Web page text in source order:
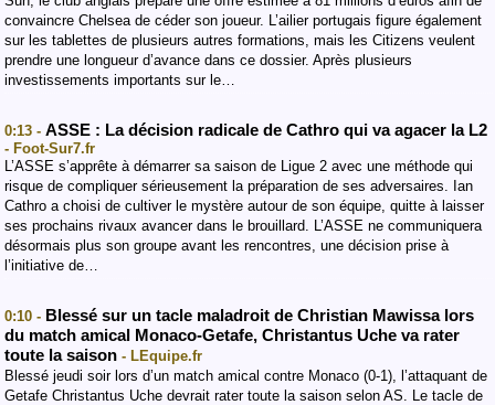
convaincre Chelsea de céder son joueur. L’ailier portugais figure également
sur les tablettes de plusieurs autres formations, mais les Citizens veulent
prendre une longueur d’avance dans ce dossier. Après plusieurs
investissements importants sur le…
0:13 - ASSE : La décision radicale de Cathro qui va agacer la L2
- Foot-Sur7.fr
L’ASSE s’apprête à démarrer sa saison de Ligue 2 avec une méthode qui
risque de compliquer sérieusement la préparation de ses adversaires. Ian
Cathro a choisi de cultiver le mystère autour de son équipe, quitte à laisser
ses prochains rivaux avancer dans le brouillard. ‎‎L’ASSE ne communiquera
désormais plus son groupe avant les rencontres, une décision prise à
l’initiative de…
0:10 - Blessé sur un tacle maladroit de Christian Mawissa lors
du match amical Monaco-Getafe, Christantus Uche va rater
toute la saison - LEquipe.fr
Blessé jeudi soir lors d’un match amical contre Monaco (0-1), l’attaquant de
Getafe Christantus Uche devrait rater toute la saison selon AS. Le tacle de